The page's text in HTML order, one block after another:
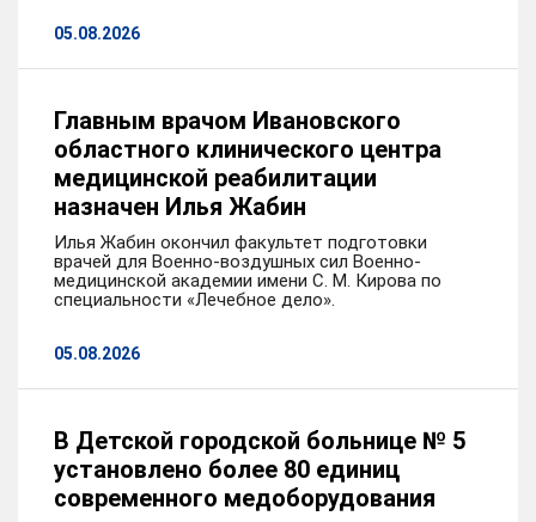
05.08.2026
Главным врачом Ивановского
областного клинического центра
медицинской реабилитации
назначен Илья Жабин
Илья Жабин окончил факультет подготовки
врачей для Военно-воздушных сил Военно-
медицинской академии имени С. М. Кирова по
специальности «Лечебное дело».
05.08.2026
В Детской городской больнице № 5
установлено более 80 единиц
современного медоборудования